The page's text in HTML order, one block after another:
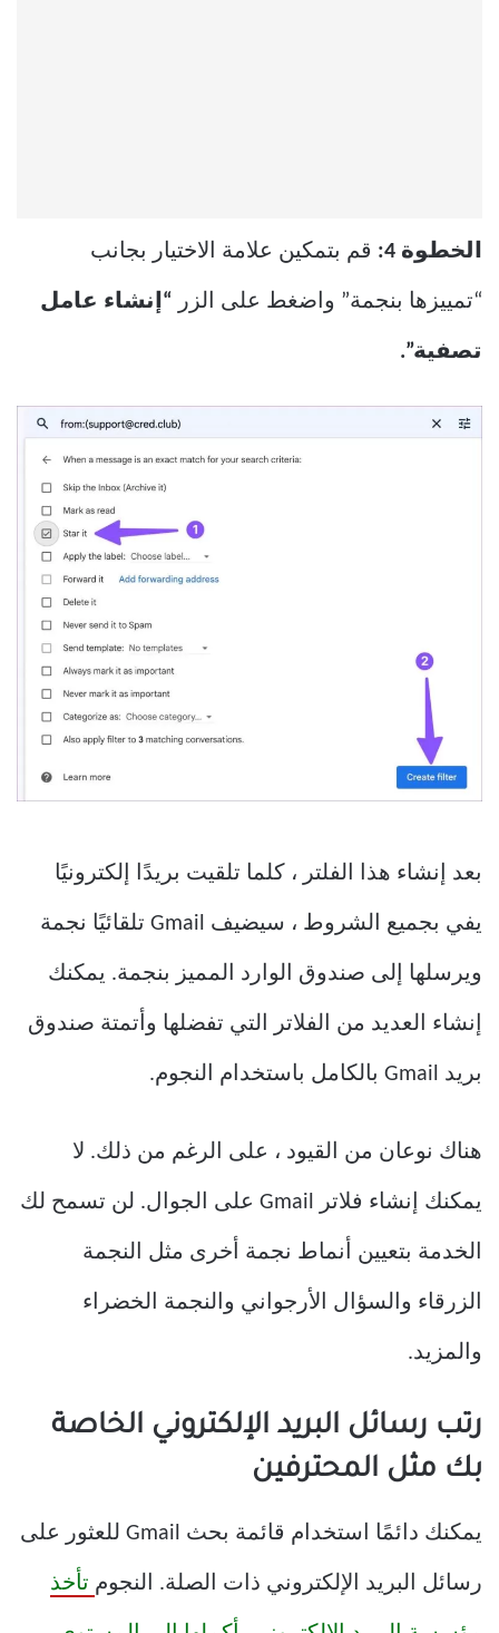
الخطوة 4: قم بتمكين علامة الاختيار بجانب
“تمييزها بنجمة” واضغط على الزر “إنشاء عامل
تصفية”.
بعد إنشاء هذا الفلتر ، كلما تلقيت بريدًا إلكترونيًا
يفي بجميع الشروط ، سيضيف Gmail تلقائيًا نجمة
ويرسلها إلى صندوق الوارد المميز بنجمة. يمكنك
إنشاء العديد من الفلاتر التي تفضلها وأتمتة صندوق
بريد Gmail بالكامل باستخدام النجوم.
هناك نوعان من القيود ، على الرغم من ذلك. لا
يمكنك إنشاء فلاتر Gmail على الجوال. لن تسمح لك
الخدمة بتعيين أنماط نجمة أخرى مثل النجمة
الزرقاء والسؤال الأرجواني والنجمة الخضراء
والمزيد.
رتب رسائل البريد الإلكتروني الخاصة
بك مثل المحترفين
يمكنك دائمًا استخدام قائمة بحث Gmail للعثور على
رسائل البريد الإلكتروني ذات الصلة. النجوم تأخذ